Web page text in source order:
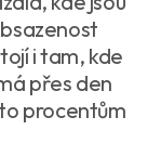
i tam, kde
přes den
procentům